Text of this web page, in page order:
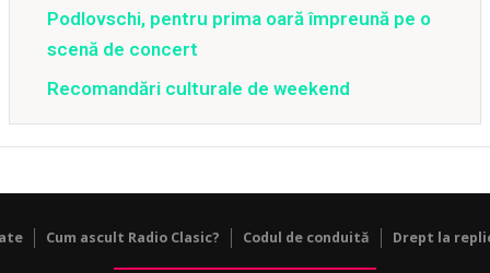
Podlovschi, pentru prima oară împreună pe o
scenă de concert
Recomandări culturale de weekend
Cum ascult Radio Clasic? Codul de conduită Drept la